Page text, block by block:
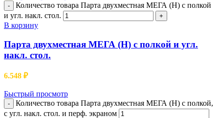
-
Количество товара Парта двухместная МЕГА (Н) с полкой
и угл. накл. стол.
+
В корзину
Парта двухместная МЕГА (Н) с полкой и угл.
накл. стол.
6.548 ₽
Быстрый просмотр
-
Количество товара Парта двухместная МЕГА (Н) с полкой,
с угл. накл. стол. и перф. экраном